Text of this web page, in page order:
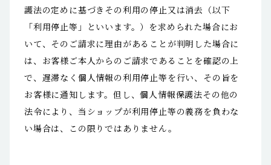
護法の定めに基づきその利用の停止又は消去（以下
「利用停止等」といいます。）を求められた場合にお
いて、そのご請求に理由があることが判明した場合に
は、お客様ご本人からのご請求であることを確認の上
で、遅滞なく個人情報の利用停止等を行い、その旨を
お客様に通知します。但し、個人情報保護法その他の
法令により、当ショップが利用停止等の義務を負わな
い場合は、この限りではありません。